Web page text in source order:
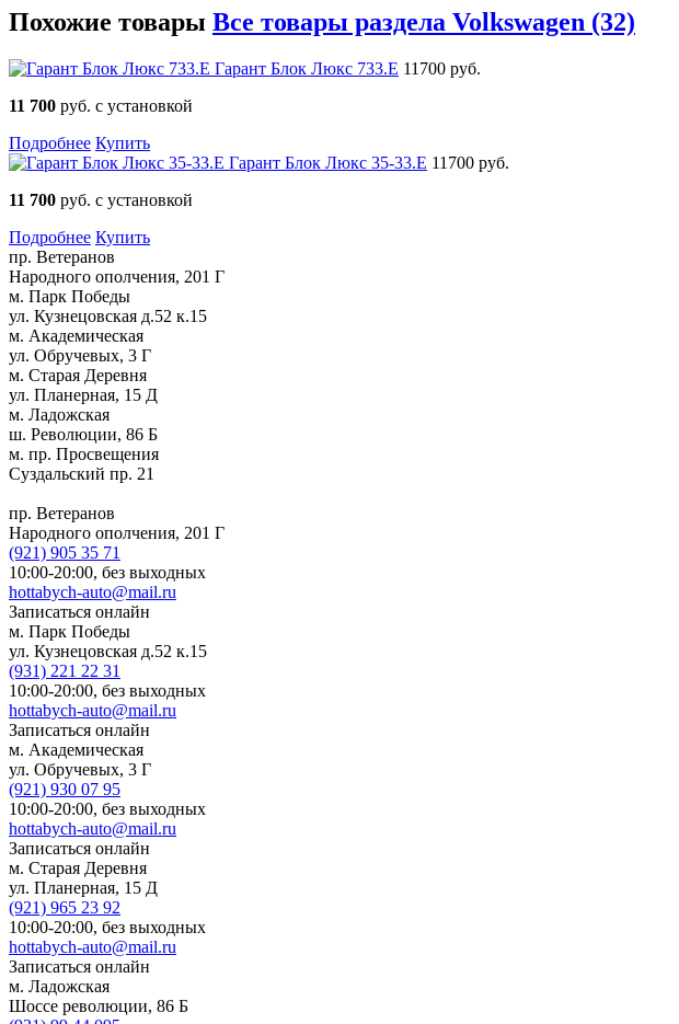
Похожие товары Все товары раздела Volkswagen (32)
Гарант Блок Люкс 733.E 11700 руб.
11 700 руб. с установкой
Подробнее Купить
Гарант Блок Люкс 35-33.E 11700 руб.
11 700 руб. с установкой
Подробнее Купить
пр. Ветеранов
Народного ополчения, 201 Г
м. Парк Победы
ул. Кузнецовская д.52 к.15
м. Академическая
ул. Обручевых, 3 Г
м. Старая Деревня
ул. Планерная, 15 Д
м. Ладожская
ш. Революции, 86 Б
м. пр. Просвещения
Суздальский пр. 21
пр. Ветеранов
Народного ополчения, 201 Г
(921) 905 35 71
10:00-20:00, без выходных
hottabych-auto@mail.ru
Записаться онлайн
м. Парк Победы
ул. Кузнецовская д.52 к.15
(931) 221 22 31
10:00-20:00, без выходных
hottabych-auto@mail.ru
Записаться онлайн
м. Академическая
ул. Обручевых, 3 Г
(921) 930 07 95
10:00-20:00, без выходных
hottabych-auto@mail.ru
Записаться онлайн
м. Старая Деревня
ул. Планерная, 15 Д
(921) 965 23 92
10:00-20:00, без выходных
hottabych-auto@mail.ru
Записаться онлайн
м. Ладожская
Шоссе революции, 86 Б